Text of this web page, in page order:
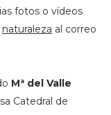
fotos o vídeos
naturaleza al correo
Mª del Valle
Catedral de